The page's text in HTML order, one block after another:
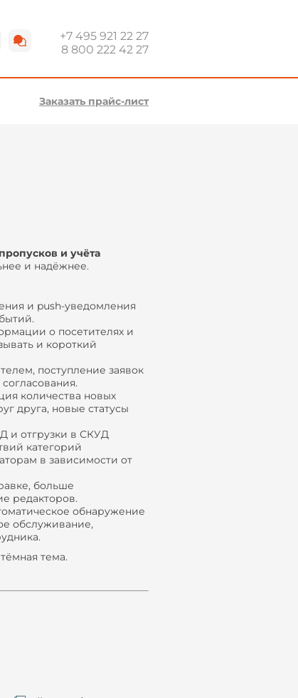
+7 495 921 22 27
8 800 222 42 27
Заказать прайс-лист
и учёта
и надёжнее.
и push-уведомления
о посетителях и
и короткий
поступление заявок
количества новых
друга, новые статусы
и отгрузки в СКУД
категорий
в зависимости от
больше
редакторов.
обнаружение
обслуживание,
тема.